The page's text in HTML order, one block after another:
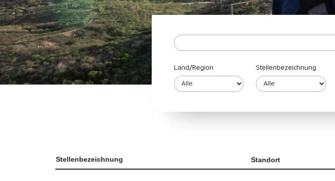
Land/Region Stellenbezeichnung
Stellenbezeichnung Standort